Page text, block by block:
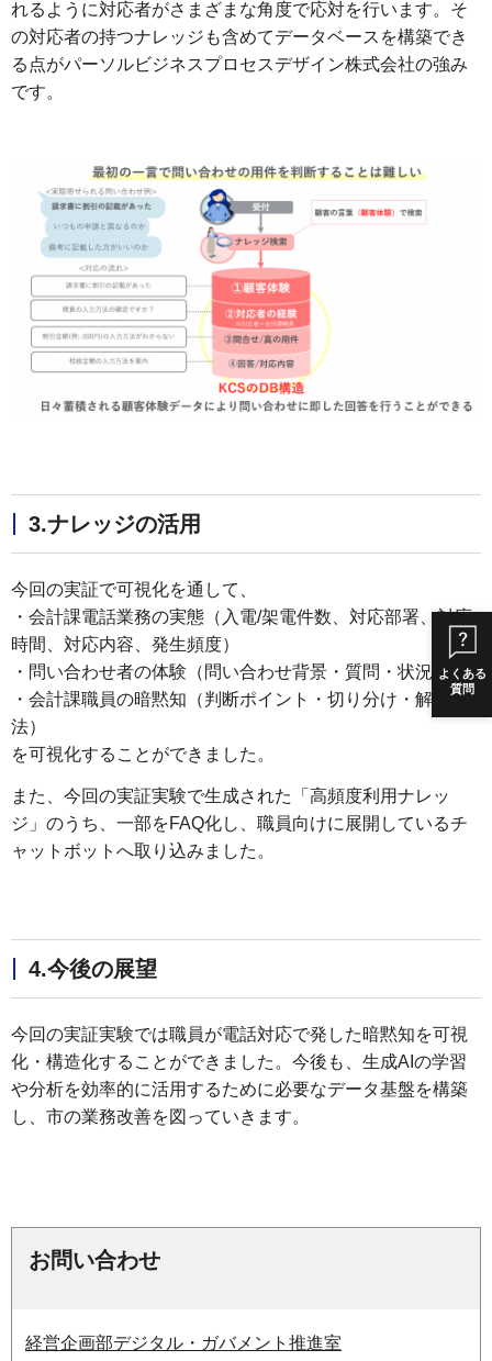
よくある
質問
れるように対応者がさまざまな角度で応対を行います。そ
の対応者の持つナレッジも含めてデータベースを構築でき
る点がパーソルビジネスプロセスデザイン株式会社の強み
です。
3.ナレッジの活用
今回の実証で可視化を通して、
・会計課電話業務の実態（入電/架電件数、対応部署、対応
時間、対応内容、発生頻度）
・問い合わせ者の体験（問い合わせ背景・質問・状況）
・会計課職員の暗黙知（判断ポイント・切り分け・解決方
法）
を可視化することができました。
また、今回の実証実験で生成された「高頻度利用ナレッ
ジ」のうち、一部をFAQ化し、職員向けに展開しているチ
ャットボットへ取り込みました。
4.今後の展望
今回の実証実験では職員が電話対応で発した暗黙知を可視
化・構造化することができました。今後も、生成AIの学習
や分析を効率的に活用するために必要なデータ基盤を構築
し、市の業務改善を図っていきます。
お問い合わせ
経営企画部デジタル・ガバメント推進室